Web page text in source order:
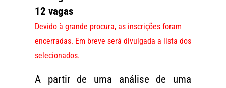
12 vagas
Devido à grande procura, as inscrições foram
encerradas. Em breve será divulgada a lista dos
selecionados.
A partir de uma análise de uma